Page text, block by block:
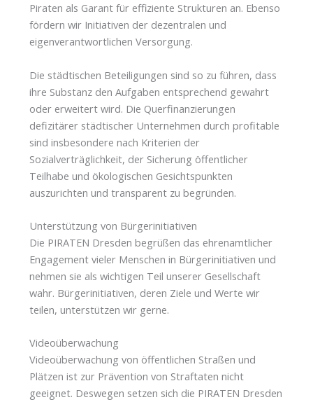
Piraten als Garant für effiziente Strukturen an. Ebenso
fördern wir Initiativen der dezentralen und
eigenverantwortlichen Versorgung.
Die städtischen Beteiligungen sind so zu führen, dass
ihre Substanz den Aufgaben entsprechend gewahrt
oder erweitert wird. Die Querfinanzierungen
defizitärer städtischer Unternehmen durch profitable
sind insbesondere nach Kriterien der
Sozialverträglichkeit, der Sicherung öffentlicher
Teilhabe und ökologischen Gesichtspunkten
auszurichten und transparent zu begründen.
Unterstützung von Bürgerinitiativen
Die PIRATEN Dresden begrüßen das ehrenamtlicher
Engagement vieler Menschen in Bürgerinitiativen und
nehmen sie als wichtigen Teil unserer Gesellschaft
wahr. Bürgerinitiativen, deren Ziele und Werte wir
teilen, unterstützen wir gerne.
Videoüberwachung
Videoüberwachung von öffentlichen Straßen und
Plätzen ist zur Prävention von Straftaten nicht
geeignet. Deswegen setzen sich die PIRATEN Dresden